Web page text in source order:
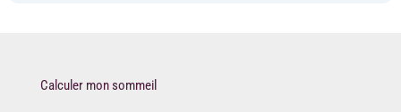
Calculer mon sommeil